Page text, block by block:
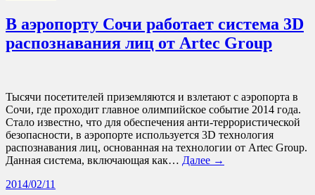
В аэропорту Сочи работает система 3D
распознавания лиц от Artec Group
Тысячи посетителей приземляются и взлетают с аэропорта в
Сочи, где проходит главное олимпийское событие 2014 года.
Стало известно, что для обеспечения анти-террористической
безопасности, в аэропорте используется 3D технология
распознавания лиц, основанная на технологии от Artec Group.
Данная система, включающая как… Далее →
2014/02/11